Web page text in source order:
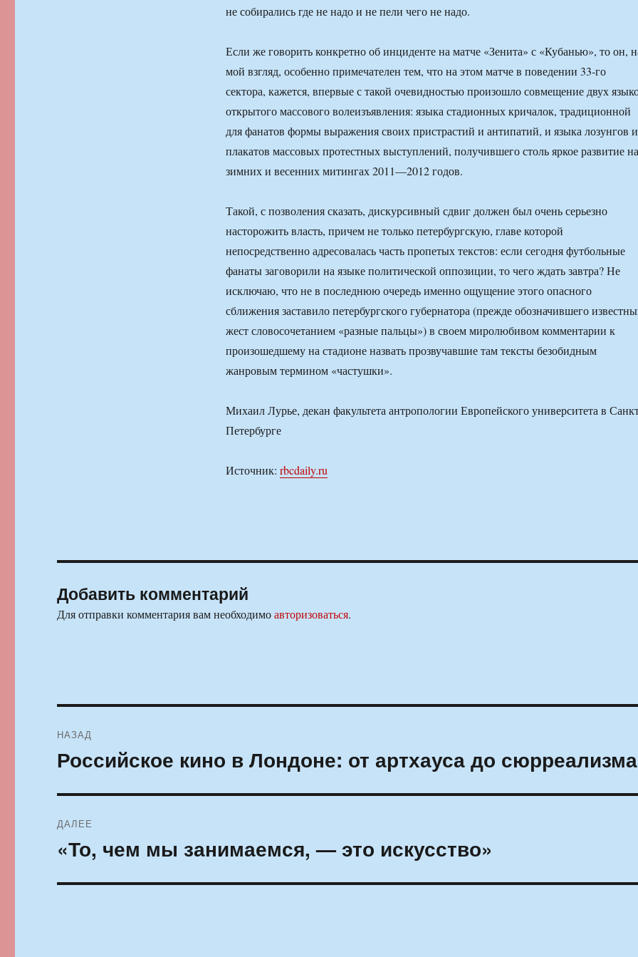
не собирались где не надо и не пели чего не надо.
Если же говорить конкретно об инциденте на матче «Зенита» с «Кубанью», то он,
мой взгляд, особенно примечателен тем, что на этом матче в поведении 33-го
сектора, кажется, впервые с такой очевидностью произошло совмещение двух
открытого массового волеизъявления: языка стадионных кричалок, традиционной
для фанатов формы выражения своих пристрастий и антипатий, и языка лозунгов и
плакатов массовых протестных выступлений, получившего столь яркое развитие на
зимних и весенних митингах 2011—2012 годов.
Такой, с позволения сказать, дискурсивный сдвиг должен был очень серьезно
насторожить власть, причем не только петербургскую, главе которой
непосредственно адресовалась часть пропетых текстов: если сегодня футбольные
фанаты заговорили на языке политической оппозиции, то чего ждать завтра? Не
исключаю, что не в последнюю очередь именно ощущение этого опасного
сближения заставило петербургского губернатора (прежде обозначившего
жест словосочетанием «разные пальцы») в своем миролюбивом комментарии к
произошедшему на стадионе назвать прозвучавшие там тексты безобидным
жанровым термином «частушки».
Михаил Лурье, декан факультета антропологии Европейского университета в
Петербурге
Источник: rbcdaily.ru
Добавить комментарий
Для отправки комментария вам необходимоавторизоваться.
по
НАЗАД
Предыдущая
Российское кино в Лондоне: от артхауса до сюрреализма
ДАЛЕЕ
Следующая
запись:
«То, чем мы занимаемся, — это искусство»